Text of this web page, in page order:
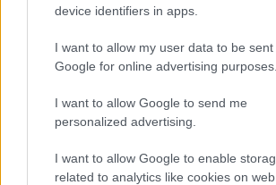
device identifiers in apps.
I want to allow my user data to be sent
Google for online advertising purposes.
I want to allow Google to send me
personalized advertising.
I want to allow Google to enable
related to analytics like cookies on
22 órája
Kerékpáros világbajnokságra kvalifikálta
F1-es nyári szünetben